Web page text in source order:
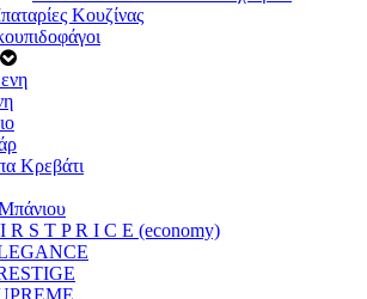
Κουζίνας
Κρεβάτι
R S T P R I C E (economy)